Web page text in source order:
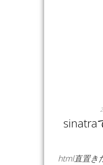
sinatra
html直置き